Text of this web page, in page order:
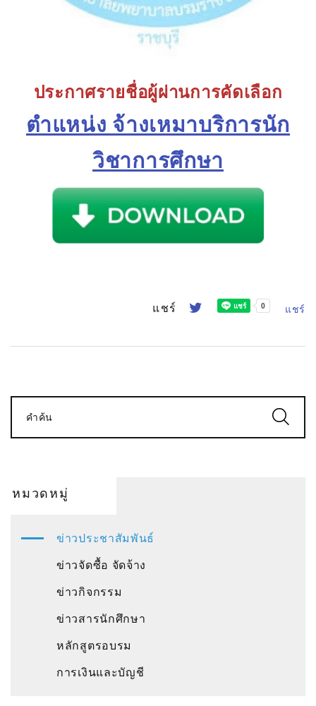
ประกาศรายชื่อผู้ผ่านการคัดเลือก
ตำแหน่ง จ้างเหมาบริการนัก
วิชาการศึกษา
แชร์ แชร์
คำค้น
หมวดหมู่
ข่าวประชาสัมพันธ์
ข่าวจัดซื้อ จัดจ้าง
ข่าวกิจกรรม
ข่าวสารนักศึกษา
หลักสูตรอบรม
การเงินและบัญชี